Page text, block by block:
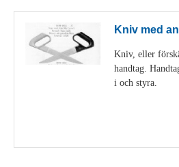
Kniv med
Kniv, eller
handtag.
i och styra.